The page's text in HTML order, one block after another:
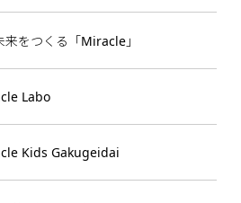
来をつくる「Miracle」
Labo
Kids Gakugeidai